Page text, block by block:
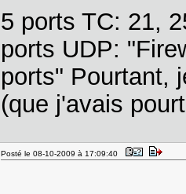
5 ports TC: 21,
ports UDP:
ports" Pourtant,
(que j'avais
Posté le 08-10-2009 à 17:09:40